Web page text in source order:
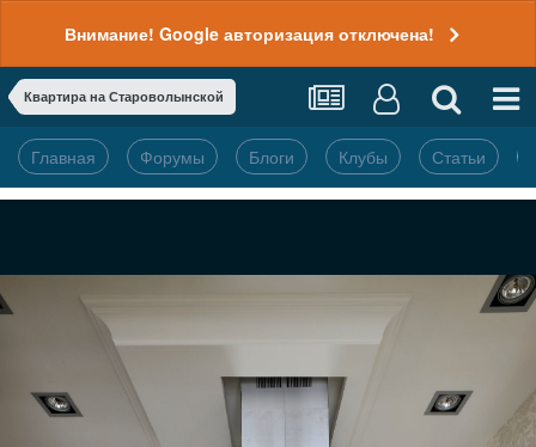
Внимание! Google авторизация отключена!
Квартира на Староволынской
Главная Форумы Блоги Клубы Статьи